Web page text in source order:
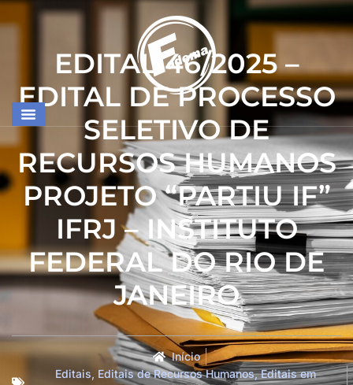
EDITAL 46/2025 –
EDITAL DE PROCESSO
SELETIVO DE
RECURSOS HUMANOS
PROJETO “PARTIU IF”
IFRJ – INSTITUTO
FEDERAL DO RIO DE
JANEIRO
Início
Editais, Editais de Recursos Humanos,Editais em